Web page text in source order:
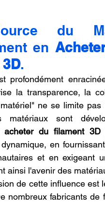
du
en
.
profondément
la transparence, la
ne se limite
matériaux sont
acheter du filament
en
et en exigeant
ainsi l'avenir des
de cette influence est
nombreux fabricants